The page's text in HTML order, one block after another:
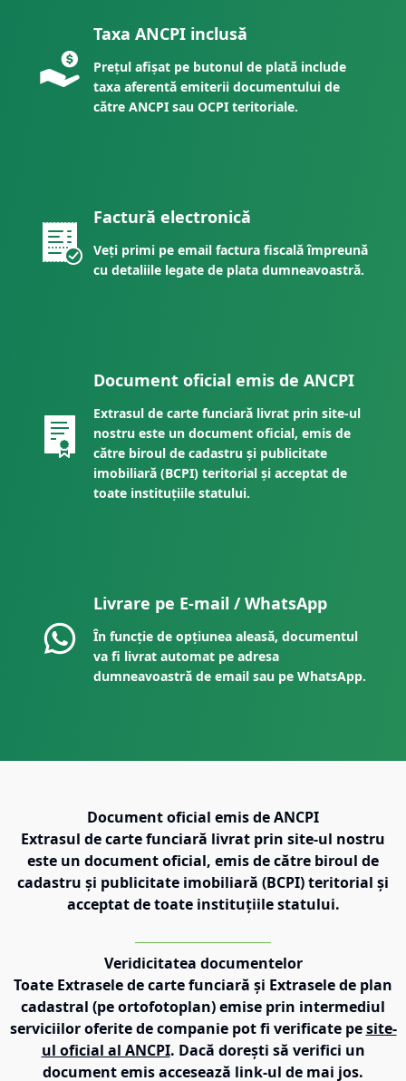
Taxa ANCPI inclusă
Prețul afișat pe butonul de plată include
taxa aferentă emiterii documentului de
către ANCPI sau OCPI teritoriale.
Factură electronică
Veți primi pe email factura fiscală împreună
cu detaliile legate de plata dumneavoastră.
Document oficial emis de ANCPI
Extrasul de carte funciară livrat prin site-ul
nostru este un document oficial, emis de
către biroul de cadastru și publicitate
imobiliară (BCPI) teritorial și acceptat de
toate instituțiile statului.
Livrare pe E-mail / WhatsApp
În funcție de opțiunea aleasă, documentul
va fi livrat automat pe adresa
dumneavoastră de email sau pe WhatsApp.
Document oficial emis de ANCPI
Extrasul de carte funciară livrat prin site-ul nostru
este un document oficial, emis de către biroul de
cadastru și publicitate imobiliară (BCPI) teritorial și
acceptat de toate instituțiile statului.
Veridicitatea documentelor
Toate Extrasele de carte funciară și Extrasele de plan
cadastral (pe ortofotoplan) emise prin intermediul
serviciilor oferite de companie pot fi verificate pe site-
ul oficial al ANCPI. Dacă dorești să verifici un
document emis accesează link-ul de mai jos.